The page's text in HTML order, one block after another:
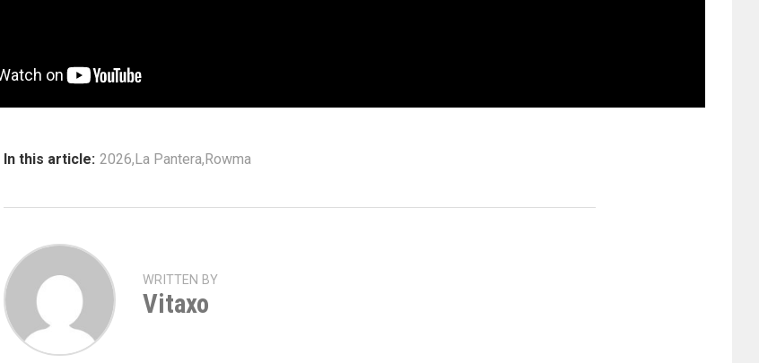
In this article: 2026,La Pantera,Rowma
WRITTEN BY
Vitaxo